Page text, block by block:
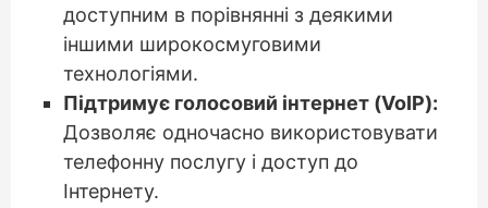
доступним в порівнянні з деякими
іншими широкосмуговими
технологіями.
Підтримує голосовий інтернет (VoIP):
Дозволяє одночасно використовувати
телефонну послугу і доступ до
Інтернету.